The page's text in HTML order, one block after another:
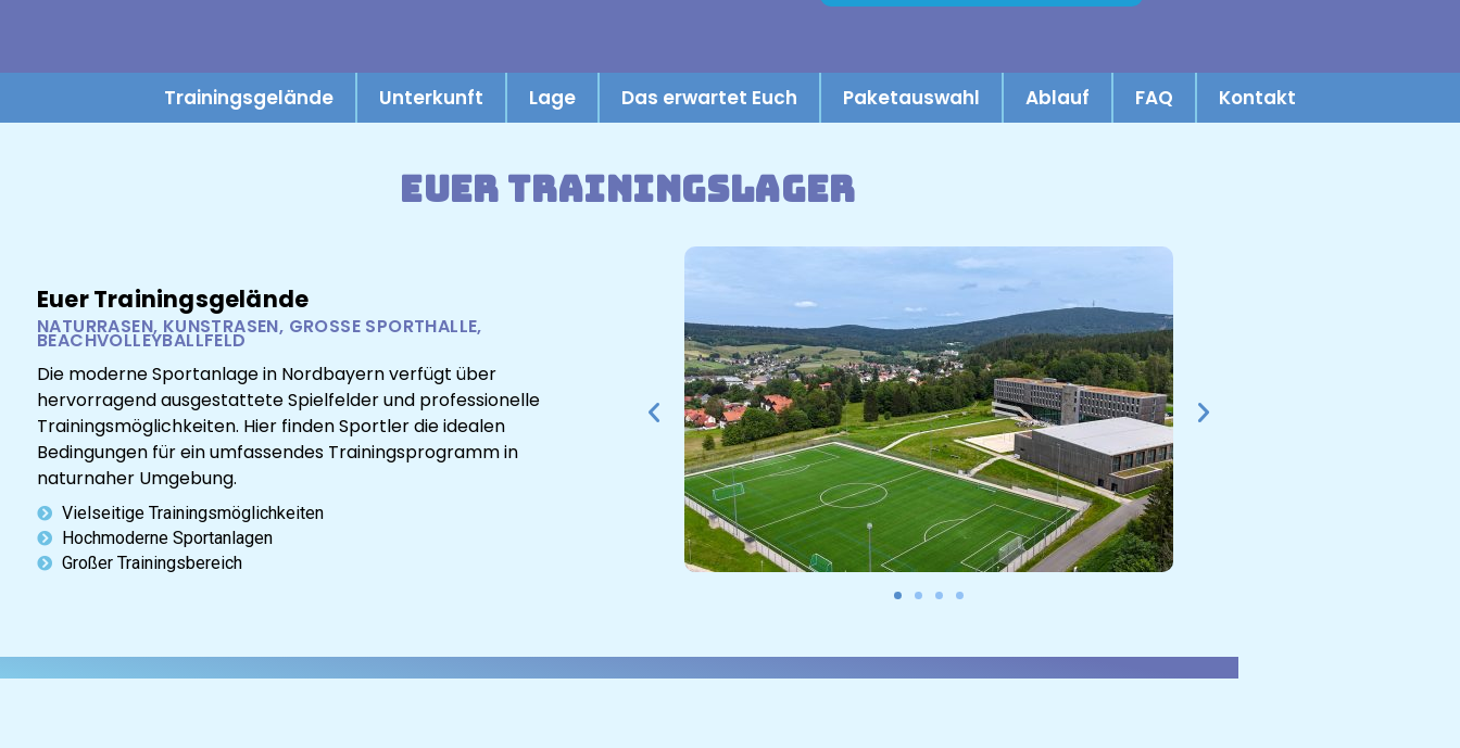
Trainingsgelände Unterkunft Lage Das erwartet Euch Paketauswahl Ablauf FAQ Kontakt
Euer Trainingslager
Euer Trainingsgelände
NATURRASEN, KUNSTRASEN, GROSSE SPORTHALLE, B
EACHVOLLEYBALLFELD
Die moderne Sportanlage in Nordbayern verfügt über
hervorragend ausgestattete Spielfelder und professionelle
Trainingsmöglichkeiten. Hier finden Sportler die idealen
Bedingungen für ein umfassendes Trainingsprogramm in
naturnaher Umgebung.
Vielseitige Trainingsmöglichkeiten
Hochmoderne Sportanlagen
Großer Trainingsbereich